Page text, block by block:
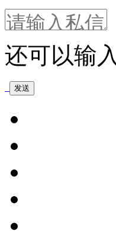
还可以输入